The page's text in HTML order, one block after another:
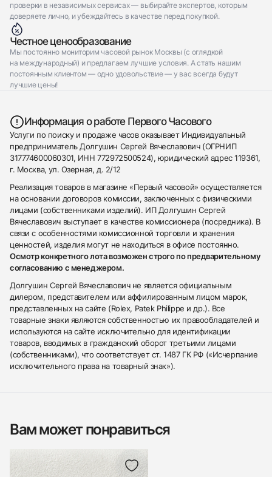
проверки в независимых сервисах — выбирайте экспертов, которым
доверяете лично, и убеждайтесь в качестве перед покупкой.
Честное ценообразование
Мы постоянно мониторим часовой рынок Москвы (с оглядкой
на международный) и предлагаем лучшие условия. А стать нашим
постоянным клиентом — одно удовольствие — у вас всегда будут
лучшие цены!
Информация о работе Первого Часового
Услуги по поиску и продаже часов оказывает Индивидуальный
предприниматель Долгушин Сергей Вячеславович (ОГРНИП
317774600060301, ИНН 772972500524), юридический адрес 119361,
г. Москва, ул. Озерная, д. 2/12
Реализация товаров в магазине «Первый часовой» осуществляется
на основании договоров комиссии, заключенных с физическими
лицами (собственниками изделий). ИП Долгушин Сергей
Вячеславович выступает в качестве комиссионера (посредника). В
связи с особенностями комиссионной торговли и хранения
ценностей, изделия могут не находиться в офисе постоянно.
Осмотр конкретного лота возможен строго по предварительному
согласованию с менеджером.
Долгушин Сергей Вячеславович не является официальным
дилером, представителем или аффилированным лицом марок,
представленных на сайте (Rolex, Patek Philippe и др.). Все
товарные знаки являются собственностью их правообладателей и
используются на сайте исключительно для идентификации
товаров, вводимых в гражданский оборот третьими лицами
(собственниками), что соответствует ст. 1487 ГК РФ («Исчерпание
исключительного права на товарный знак»).
Вам может понравиться